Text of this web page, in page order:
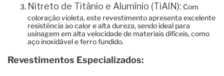
Nitreto de Titânio e Alumínio (TiAlN): Com
coloração violeta, este revestimento apresenta excelente
resistência ao calor e alta dureza, sendo ideal para
usinagem em alta velocidade de materiais difíceis, como
aço inoxidável e ferro fundido.
Revestimentos Especializados: